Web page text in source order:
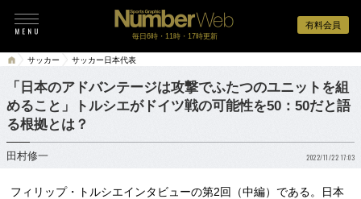
有料会員
毎日6時・11時・17時更新
サッカー サッカー日本代表
「日本のアドバンテージは攻撃でふたつのユニットを組
めること」トルシエがドイツ戦の可能性を50：50だと語
る根拠とは？
田村修一 2022/11/22 17:03
フィリップ・トルシエインタビューの第2回（中編）である。日本